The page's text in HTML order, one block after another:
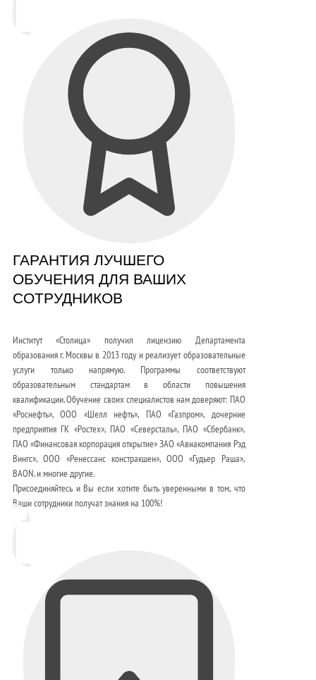
ГАРАНТИЯ ЛУЧШЕГО
ОБУЧЕНИЯ ДЛЯ ВАШИХ
СОТРУДНИКОВ
Институт «Столица» получил лицензию Департамента
образования г. Москвы в 2013 году и реализует образовательные
услуги только напрямую. Программы соответствуют
образовательным стандартам в области повышения
квалификации. Обучение своих специалистов нам доверяют: ПАО
«Роснефть», ООО «Шелл нефть», ПАО «Газпром», дочерние
предприятия ГК «Ростех», ПАО «Северсталь», ПАО «Сбербанк»,
ПАО «Финансовая корпорация открытие» ЗАО «Авиакомпания Рэд
Вингс», ООО «Ренессанс констракшен», ООО «Гудьер Раша»,
BAON. и многие другие.
Присоединяйтесь и Вы если хотите быть уверенными в том, что
Ваши сотрудники получат знания на 100%!